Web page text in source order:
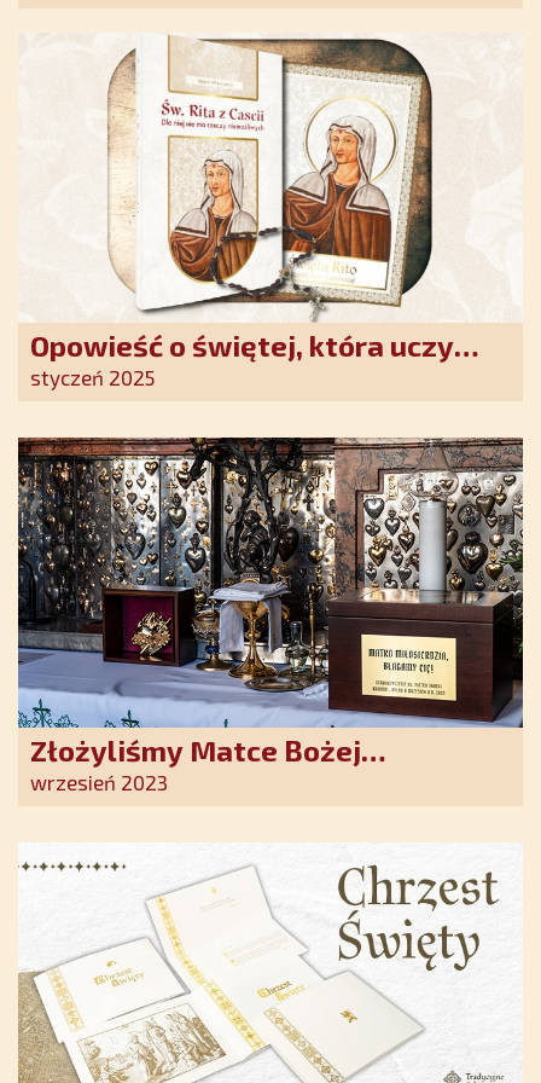
Opowieść o świętej, która uczy
szczerego oddania się Bogu.
nadziei w XXI wieku
styczeń 2025
Złożyliśmy Matce Bożej
Ostrobramskiej pozłacane wotum
wrzesień 2023